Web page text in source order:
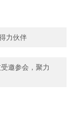
力伙伴
邀参会，聚力